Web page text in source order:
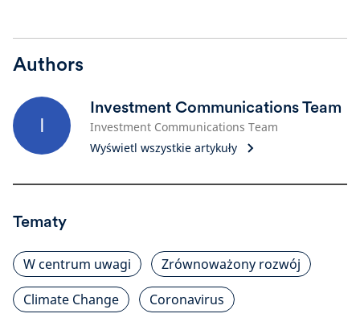
Authors
I
Investment Communications Team
Investment Communications Team
Wyświetl wszystkie artykuły
Tematy
W centrum uwagi
Zrównoważony rozwój
Climate Change
Coronavirus